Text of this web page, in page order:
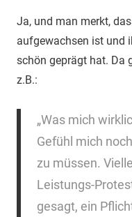
Ja, und man merkt,
aufgewachsen ist und
schön geprägt hat. Da
z.B.:
„Was mich
Gefühl mich
zu müssen.
Leistungs-
gesagt, ein